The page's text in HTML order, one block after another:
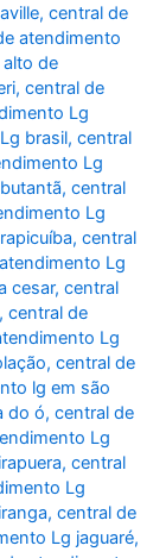
,central de
atendimento
de
,central de
Lg
brasil,central
Lg
,central
Lg
,central
Lg
cesar,central
,central de
Lg
,central de
lg em são
do ó,central de
Lg
,central
Lg
,central de
Lg jaguaré,